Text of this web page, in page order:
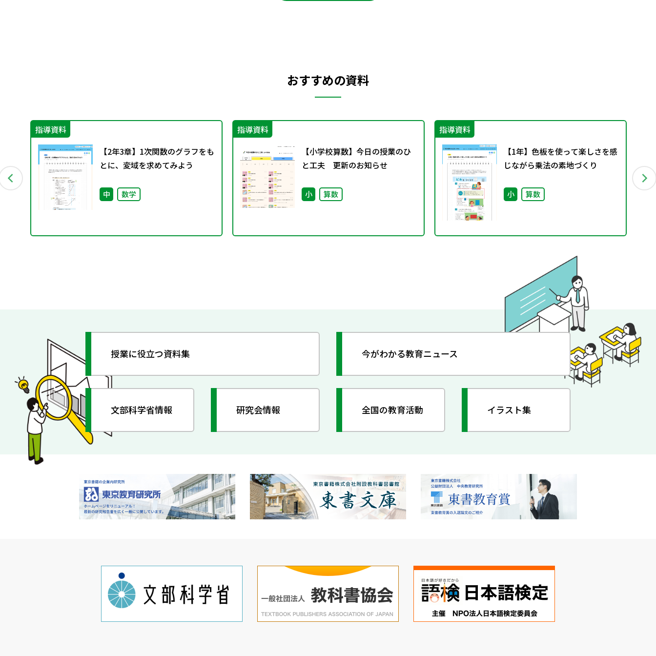
おすすめの資料
指導資料
【2年3章】1次関数のグラフをも
とに、変域を求めてみよう
中 数学
指導資料
【小学校算数】今日の授業のひ
と工夫 更新のお知らせ
小 算数
指導資料
【1年】色板を使って楽しさを感
じながら乗法の素地づくり
小 算数
授業に役立つ資料集 今がわかる教育ニュース
文部科学省情報 研究会情報 全国の教育活動 イラスト集